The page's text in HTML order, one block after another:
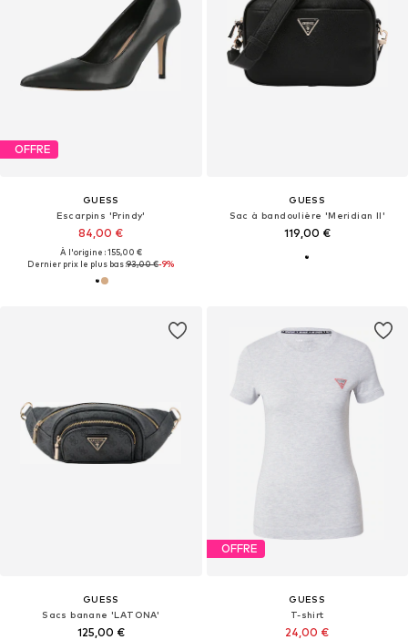
OFFRE
GUESS
Escarpins 'Prindy'
84,00 €
À l'origine : 155,00 €
Dernier prix le plus bas :93,00 €-9%
GUESS
Sac à bandoulière 'Meridian II'
119,00 €
GUESS
Sacs banane 'LATONA'
125,00 €
OFFRE
GUESS
T-shirt
24,00 €